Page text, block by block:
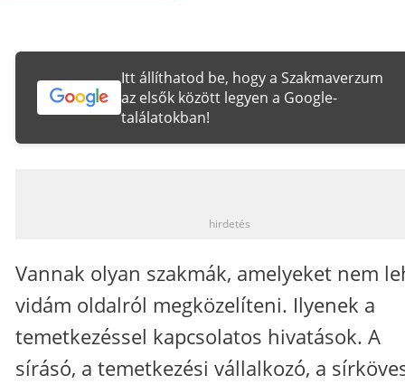
Itt állíthatod be, hogy a Szakmaverzum
az elsők között legyen a Google-
találatokban!
hirdetés
Vannak olyan szakmák, amelyeket nem
vidám oldalról megközelíteni. Ilyenek a
temetkezéssel kapcsolatos hivatások. A
sírásó, a temetkezési vállalkozó, a